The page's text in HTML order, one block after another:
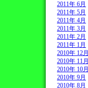
2011年 6月
2011年 5月
2011年 4月
2011年 3月
2011年 2月
2011年 1月
2010年 12月
2010年 11月
2010年 10月
2010年 9月
2010年 8月